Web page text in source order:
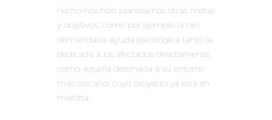
hecho nos hizo plantearnos otras metas
y objetivos, como por ejemplo la tan
demandada ayuda psicológica tanto la
dedicada a los afectados directamente,
como aquella destinada a su entorno
más cercano, cuyo proyecto ya está en
marcha.